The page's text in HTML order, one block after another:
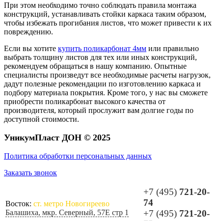
При этом необходимо точно соблюдать правила монтажа
конструкций, устанавливать стойки каркаса таким образом,
чтобы избежать прогибания листов, что может привести к их
повреждению.
Если вы хотите купить поликарбонат 4мм или правильно
выбрать толщину листов для тех или иных конструкций,
рекомендуем обращаться в нашу компанию. Опытные
специалисты произведут все необходимые расчеты нагрузок,
дадут полезные рекомендации по изготовлению каркаса и
подбору материала покрытия. Кроме того, у нас вы сможете
приобрести поликарбонат высокого качества от
производителя, который прослужит вам долгие годы по
доступной стоимости.
УникумПласт ДОН © 2025
Политика обработки персональных данных
Заказать звонок
Восток: ст. метро Новогиреево
Балашиха, мкр. Северный, 57Е стр 1
+7 (495) 721-20-
74
+7 (495) 721-20-